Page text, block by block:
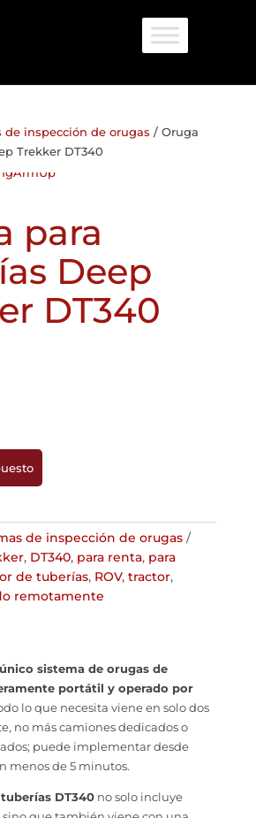
de inspección de orugas / Oruga
Trekker DT340
para
Deep
DT340
de inspección de orugas
, DT340, para renta, para
de tuberías, ROV, tractor,
remotamente
sistema de orugas de
portátil y operado por
lo que necesita viene en solo dos
no más camiones dedicados o
puede implementar desde
menos de 5 minutos.
DT340no solo incluye